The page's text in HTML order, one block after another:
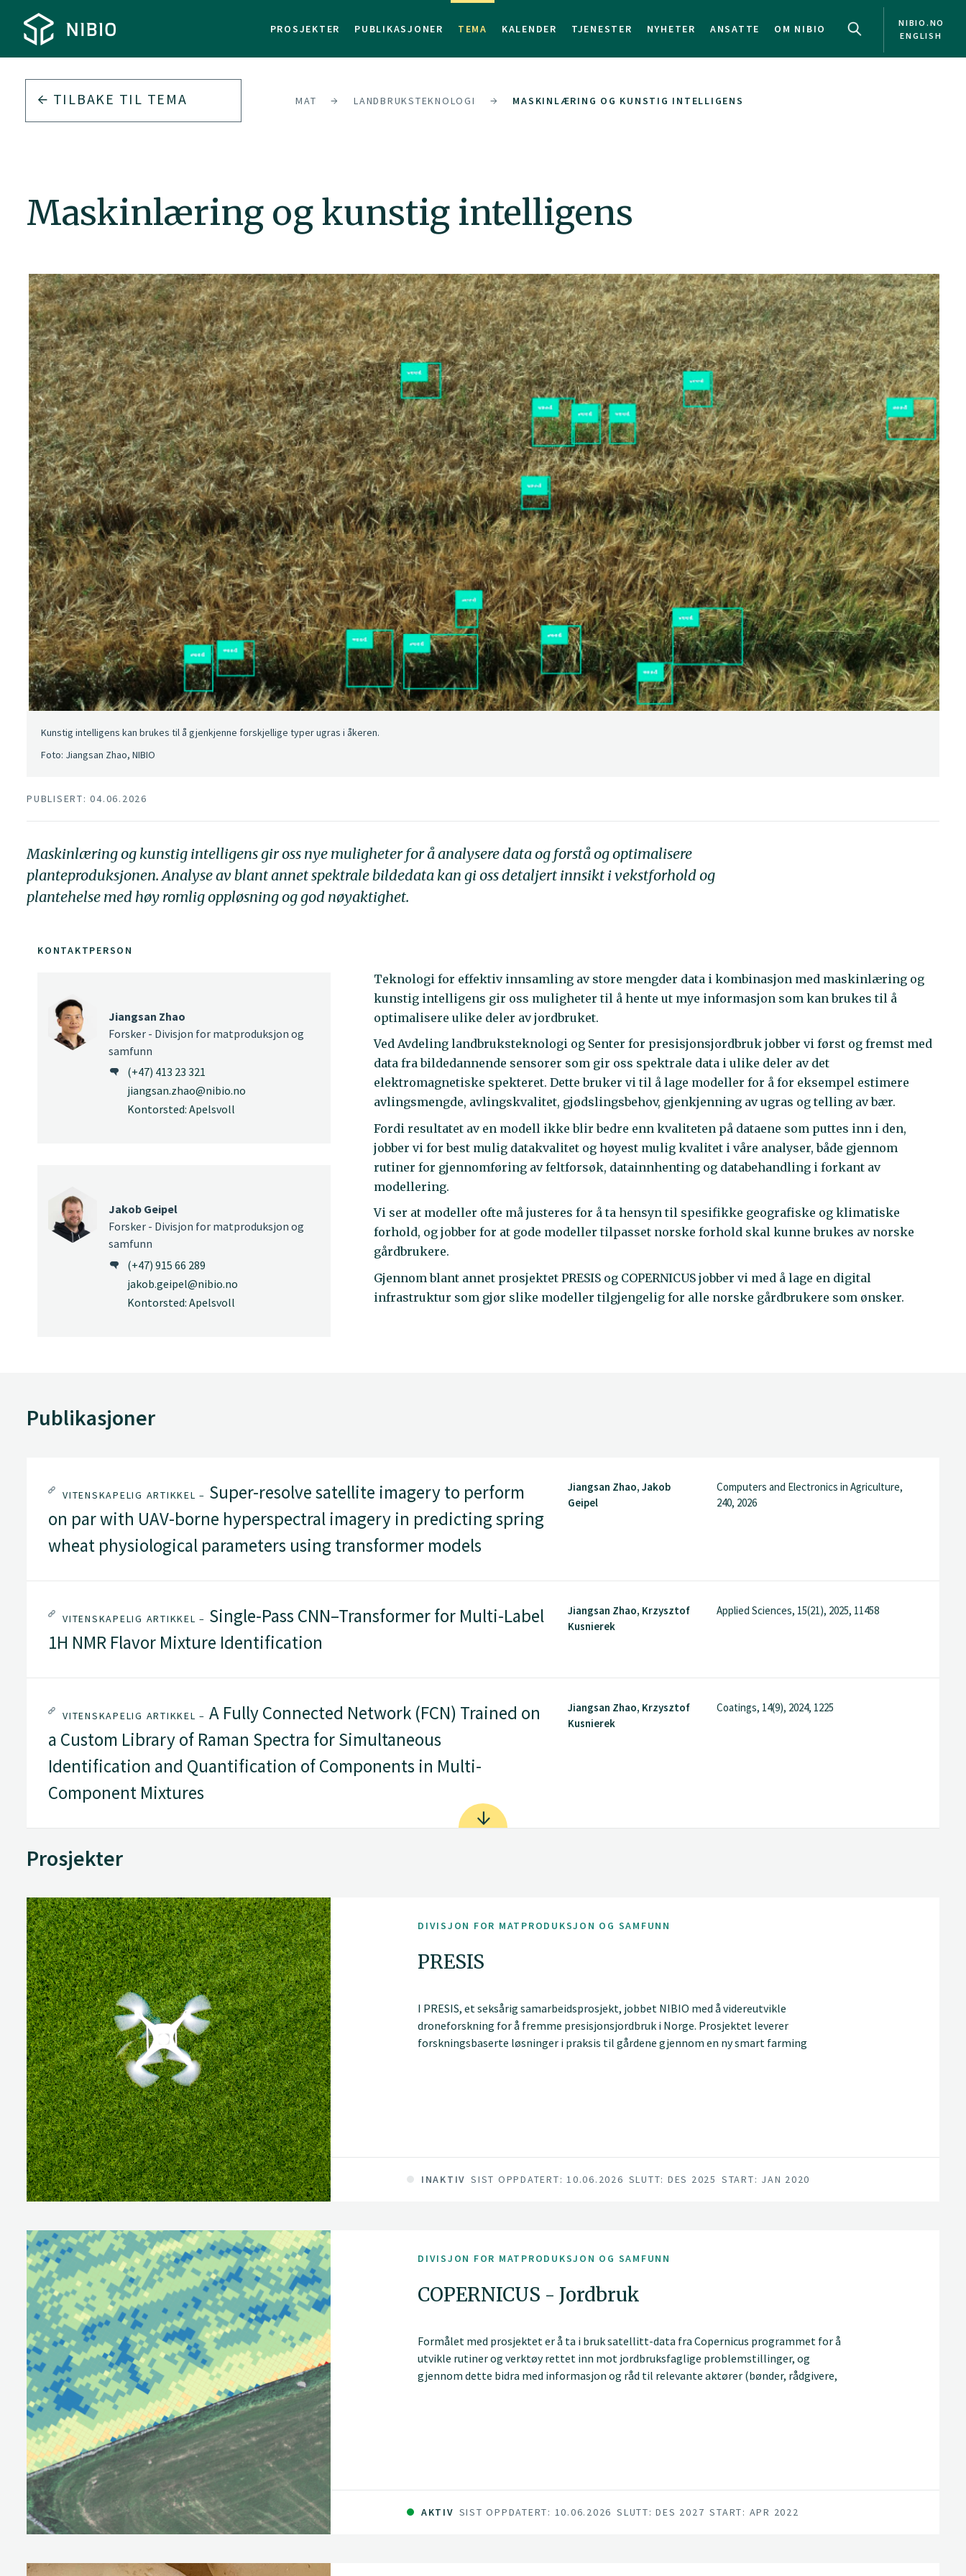
PROSJEKTER PUBLIKASJONER TEMA KALENDER TJENESTER NYHETER ANSATTE OM NIBIO
NIBIO.NO
ENGLISH
TILBAKE TIL TEMA MAT LANDBRUKSTEKNOLOGI MASKINLÆRING OG KUNSTIG INTELLIGENS
Maskinlæring og kunstig intelligens
Kunstig intelligens kan brukes til å gjenkjenne forskjellige typer ugras i åkeren.
Foto: Jiangsan Zhao, NIBIO
PUBLISERT: 04.06.2026
Maskinlæring og kunstig intelligens gir oss nye muligheter for å analysere data og forstå og optimalisere
planteproduksjonen. Analyse av blant annet spektrale bildedata kan gi oss detaljert innsikt i vekstforhold og
plantehelse med høy romlig oppløsning og god nøyaktighet.
Teknologi for effektiv innsamling av store mengder data i kombinasjon med maskinlæring og
kunstig intelligens gir oss muligheter til å hente ut mye informasjon som kan brukes til å
optimalisere ulike deler av jordbruket.
Ved Avdeling landbruksteknologi og Senter for presisjonsjordbruk jobber vi først og fremst med
data fra bildedannende sensorer som gir oss spektrale data i ulike deler av det
elektromagnetiske spekteret. Dette bruker vi til å lage modeller for å for eksempel estimere
avlingsmengde, avlingskvalitet, gjødslingsbehov, gjenkjenning av ugras og telling av bær.
Fordi resultatet av en modell ikke blir bedre enn kvaliteten på dataene som puttes inn i den,
jobber vi for best mulig datakvalitet og høyest mulig kvalitet i våre analyser, både gjennom
rutiner for gjennomføring av feltforsøk, datainnhenting og databehandling i forkant av
modellering.
Vi ser at modeller ofte må justeres for å ta hensyn til spesifikke geografiske og klimatiske
forhold, og jobber for at gode modeller tilpasset norske forhold skal kunne brukes av norske
gårdbrukere.
Gjennom blant annet prosjektet PRESIS og COPERNICUS jobber vi med å lage en digital
infrastruktur som gjør slike modeller tilgjengelig for alle norske gårdbrukere som ønsker.
KONTAKTPERSON
Jiangsan Zhao
Forsker - Divisjon for matproduksjon og
samfunn
(+47) 413 23 321
jiangsan.zhao@nibio.no
Kontorsted: Apelsvoll
Jakob Geipel
Forsker - Divisjon for matproduksjon og
samfunn
(+47) 915 66 289
jakob.geipel@nibio.no
Kontorsted: Apelsvoll
Publikasjoner
VITENSKAPELIG ARTIKKEL – Super-resolve satellite imagery to perform
on par with UAV-borne hyperspectral imagery in predicting spring
wheat physiological parameters using transformer models
Jiangsan Zhao, Jakob
Geipel
Computers and Electronics in Agriculture,
240, 2026
VITENSKAPELIG ARTIKKEL – Single-Pass CNN–Transformer for Multi-Label
1H NMR Flavor Mixture Identification
Jiangsan Zhao, Krzysztof
Kusnierek
Applied Sciences, 15(21), 2025, 11458
VITENSKAPELIG ARTIKKEL – A Fully Connected Network (FCN) Trained on
a Custom Library of Raman Spectra for Simultaneous
Identification and Quantification of Components in Multi-
Component Mixtures
Jiangsan Zhao, Krzysztof
Kusnierek
Coatings, 14(9), 2024, 1225
Prosjekter
DIVISJON FOR MATPRODUKSJON OG SAMFUNN
PRESIS
I PRESIS, et seksårig samarbeidsprosjekt, jobbet NIBIO med å videreutvikle
droneforskning for å fremme presisjonsjordbruk i Norge. Prosjektet leverer
forskningsbaserte løsninger i praksis til gårdene gjennom en ny smart farming
INAKTIV SIST OPPDATERT: 10.06.2026 SLUTT: DES 2025 START: JAN 2020
DIVISJON FOR MATPRODUKSJON OG SAMFUNN
COPERNICUS - Jordbruk
Formålet med prosjektet er å ta i bruk satellitt-data fra Copernicus programmet for å
utvikle rutiner og verktøy rettet inn mot jordbruksfaglige problemstillinger, og
gjennom dette bidra med informasjon og råd til relevante aktører (bønder, rådgivere,
AKTIV SIST OPPDATERT: 10.06.2026 SLUTT: DES 2027 START: APR 2022